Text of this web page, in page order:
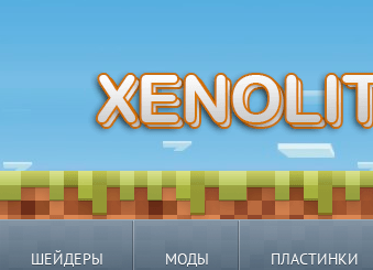
ШЕЙДЕРЫ МОДЫ ПЛАСТИНКИ